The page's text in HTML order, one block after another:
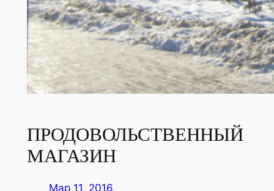
ПРОДОВОЛЬСТВЕННЫЙ
МАГАЗИН
Мар 11, 2016